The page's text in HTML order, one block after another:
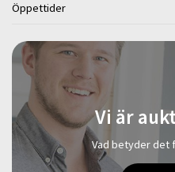
Öppettider
Vi är
Vad betyder det